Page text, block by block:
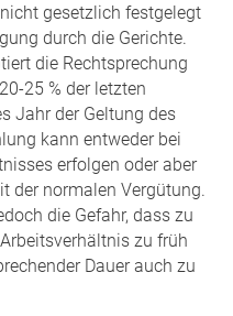
gesetzlich festgelegt
durch die Gerichte.
die Rechtsprechung
25 % der letzten
Jahr der Geltung des
kann entweder bei
erfolgen oder aber
der normalen Vergütung.
die Gefahr, dass zu
zu früh
Dauer auch zu